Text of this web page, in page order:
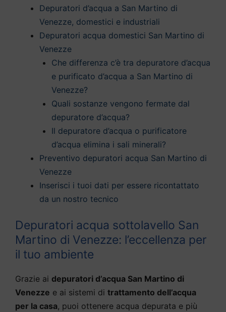
Depuratori d’acqua a San Martino di
Venezze, domestici e industriali
Depuratori acqua domestici San Martino di
Venezze
Che differenza c’è tra depuratore d’acqua
e purificato d’acqua a San Martino di
Venezze?
Quali sostanze vengono fermate dal
depuratore d’acqua?
Il depuratore d’acqua o purificatore
d’acqua elimina i sali minerali?
Preventivo depuratori acqua San Martino di
Venezze
Inserisci i tuoi dati per essere ricontattato
da un nostro tecnico
Depuratori acqua sottolavello San
Martino di Venezze: l’eccellenza per
il tuo ambiente
Grazie ai depuratori d’acqua San Martino di
Venezze e ai sistemi di trattamento dell’acqua
per la casa, puoi ottenere acqua depurata e più